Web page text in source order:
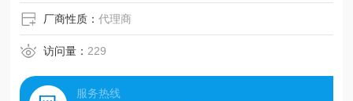
厂商性质：代理商
访问量： 229
服务热线